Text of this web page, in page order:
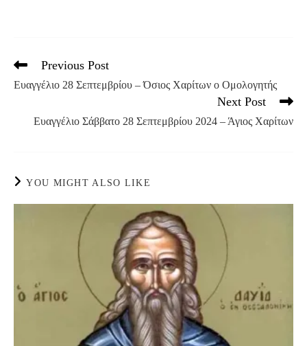
Read
articles
Previous Post
Ευαγγέλιο 28 Σεπτεμβρίου – Όσιος Χαρίτων ο Ομολογητής
Next Post
Ευαγγέλιο Σάββατο 28 Σεπτεμβρίου 2024 – Άγιος Χαρίτων
YOU MIGHT ALSO LIKE